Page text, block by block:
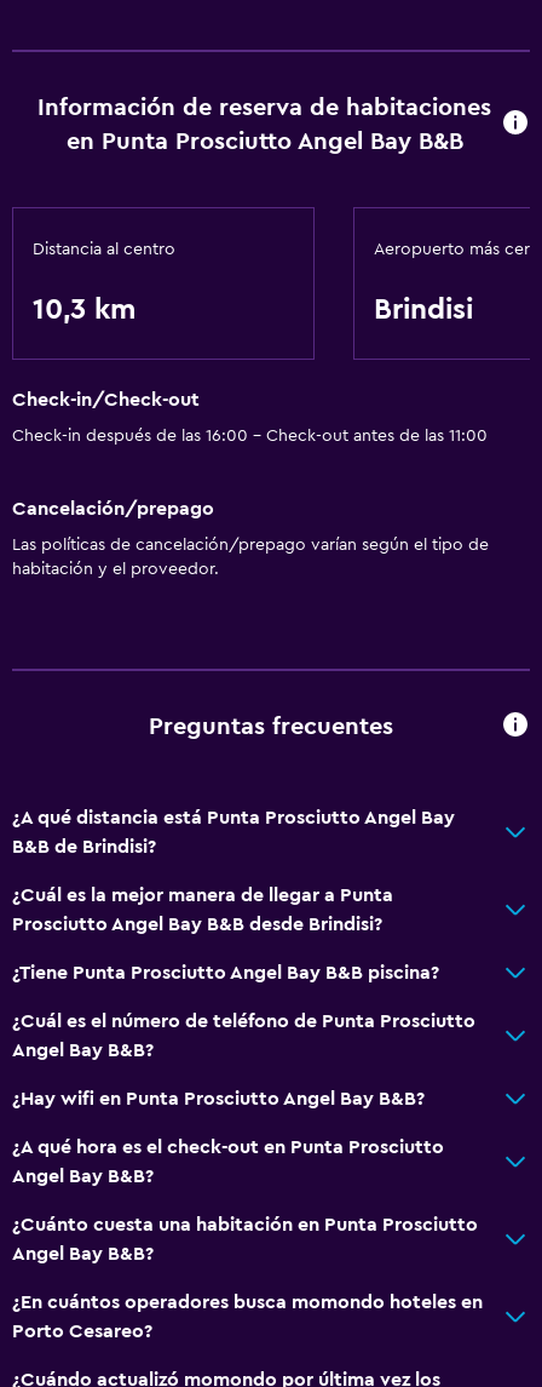
Secador de pelo
Comedor
Información de reserva de habitaciones
en Punta Prosciutto Angel Bay B&B
Distancia al centro
10,3 km
Aeropuerto más
Brindisi
Check-in/Check-out
Check-in después de las 16:00 - Check-out antes de las 11:00
Cancelación/prepago
Las políticas de cancelación/prepago varían según el tipo de
habitación y el proveedor.
Preguntas frecuentes
¿A qué distancia está Punta Prosciutto Angel Bay
B&B de Brindisi?
¿Cuál es la mejor manera de llegar a Punta
Prosciutto Angel Bay B&B desde Brindisi?
¿Tiene Punta Prosciutto Angel Bay B&B piscina?
¿Cuál es el número de teléfono de Punta Prosciutto
Angel Bay B&B?
¿Hay wifi en Punta Prosciutto Angel Bay B&B?
¿A qué hora es el check-out en Punta Prosciutto
Angel Bay B&B?
¿Cuánto cuesta una habitación en Punta Prosciutto
Angel Bay B&B?
¿En cuántos operadores busca momondo hoteles en
Porto Cesareo?
¿Cuándo actualizó momondo por última vez los